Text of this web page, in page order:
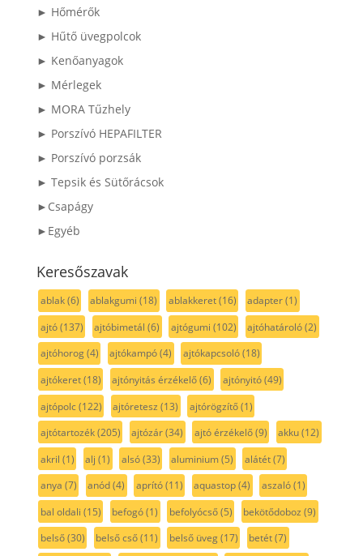
► Hőmérők
► Hűtő üvegpolcok
► Kenőanyagok
► Mérlegek
► MORA Tűzhely
► Porszívó HEPAFILTER
► Porszívó porzsák
► Tepsik és Sütőrácsok
►Csapágy
►Egyéb
Keresőszavak
ablak(6) ablakgumi (18) ablakkeret(16) adapter(1)
ajtó(137) ajtóbimetál (6) ajtógumi (102) ajtóhatároló(2)
ajtóhorog(4) ajtókampó(4) ajtókapcsoló(18)
ajtókeret(18) ajtónyitás érzékelő(6) ajtónyitó(49)
ajtópolc (122) ajtóretesz (13) ajtórögzítő(1)
ajtótartozék(205) ajtózár(34) ajtó érzékelő(9) akku(12)
akril (1) alj (1) alsó(33) aluminium(5) alátét(7)
anya (7) anód(4) aprító(11) aquastop(4) aszaló(1)
bal oldali (15) befogó(1) befolyócső(5) bekötődoboz (9)
belső(30) belső cső(11) belső üveg(17) betét(7)